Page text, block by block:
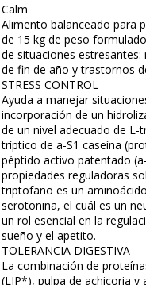
Calm
Alimento balanceado para
de 15 kg de peso
de situaciones
de fin de año y trastornos
STRESS CONTROL
Ayuda a manejar
incorporación de un
de un nivel adecuado de L-
tríptico de a-S1 caseína
péptido activo patentado
propiedades reguladoras
triptofano es un
serotonina, el cuál es un
un rol esencial en la
sueño y el apetito.
TOLERANCIA DIGESTIVA
La combinación de
(LIP*), pulpa de achicoria y